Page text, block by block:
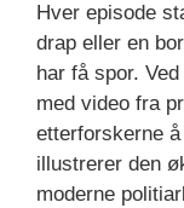
Hver episode
drap eller en
har få spor.
med video fra
etterforskerne
illustrerer den
moderne